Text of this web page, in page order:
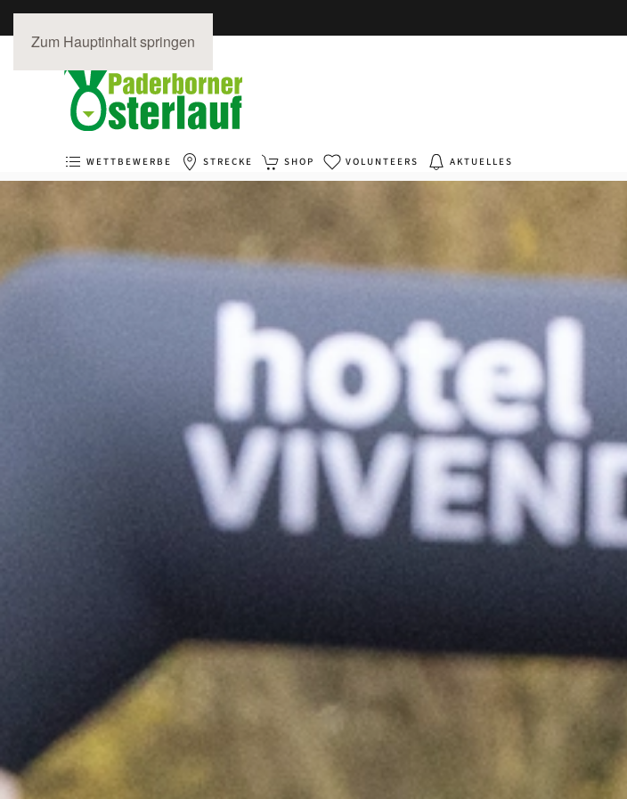
Zum Hauptinhalt springen
WETTBEWERBE STRECKE SHOP VOLUNTEERS AKTUELLES